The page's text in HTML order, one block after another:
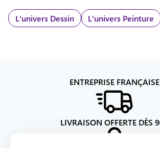
L'univers Dessin L'univers Peinture
ENTREPRISE FRANÇAISE
LIVRAISON OFFERTE DÈS